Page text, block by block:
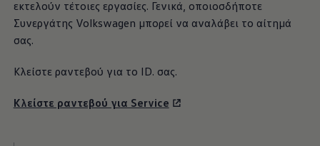
εκτελούν τέτοιες εργασίες. Γενικά, οποιοσδήποτε
Συνεργάτης Volkswagen μπορεί να αναλάβει το αίτημά
σας.
Κλείστε ραντεβού για το ID. σας.
Κλείστε ραντεβού για Service